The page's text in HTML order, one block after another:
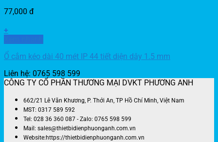
77,000 đ
+
Ổ cắm kéo dài 40 mét IP 44 tiết diện dây 1.5 mm
Liên hệ: 0765 598 599
CÔNG TY CỔ PHẦN THƯƠNG MẠI DVKT PHƯƠNG ANH
662/21 Lê Văn Khương, P. Thới An, TP Hồ Chí Minh, Việt Nam
MST: 0317 589 592
Tel: 028 36 360 087 - Zalo: 0765 598 599
Mail: sales@thietbidienphuonganh.com.vn
Website:https://thietbidienphuonganh.com.vn